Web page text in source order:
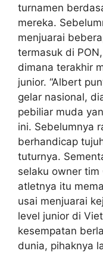
turnamen
mereka.
menjuarai
termasuk di
dimana terakhir
junior. “Albert
gelar nasional,
pebiliar muda
ini. Sebelumnya
berhandicap
tuturnya.
selaku owner
atletnya itu
usai menjuarai
level junior di
kesempatan
dunia, pihaknya